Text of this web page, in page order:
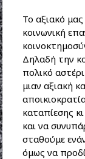
Το αξιακό
κοινωνική
Δηλαδή την
πολικό
μιαν αξιακή
καταπίεσης
και να
σταθούμε
όμως να